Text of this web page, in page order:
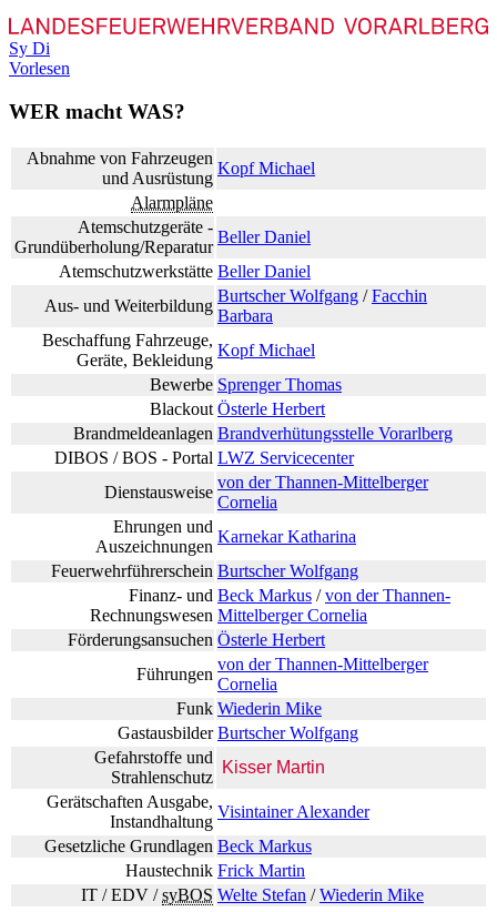
Sy Di
Vorlesen
WER macht WAS?
Abnahme von Fahrzeugen
und Ausrüstung
Kopf Michael
Alarmpläne
Atemschutzgeräte -
Grundüberholung/Reparatur
Beller Daniel
Atemschutzwerkstätte Beller Daniel
Aus- und Weiterbildung
Burtscher Wolfgang /Facchin
Barbara
Beschaffung Fahrzeuge,
Geräte, Bekleidung
Kopf Michael
Bewerbe Sprenger Thomas
Blackout Österle Herbert
Brandmeldeanlagen Brandverhütungsstelle Vorarlberg
DIBOS /BOS - Portal LWZ Servicecenter
Dienstausweise
von der Thannen-Mittelberger
Cornelia
Ehrungen und
Auszeichnungen
Karnekar Katharina
Feuerwehrführerschein Burtscher Wolfgang
Finanz- und
Rechnungswesen
Beck Markus /von der Thannen-
Mittelberger Cornelia
Förderungsansuchen Österle Herbert
Führungen
von der Thannen-Mittelberger
Cornelia
Funk Wiederin Mike
Gastausbilder Burtscher Wolfgang
Gefahrstoffe und
Strahlenschutz
Kisser Martin
Gerätschaften Ausgabe,
Instandhaltung
Visintainer Alexander
Gesetzliche Grundlagen Beck Markus
Haustechnik Frick Martin
IT / EDV /syBOS Welte Stefan /Wiederin Mike